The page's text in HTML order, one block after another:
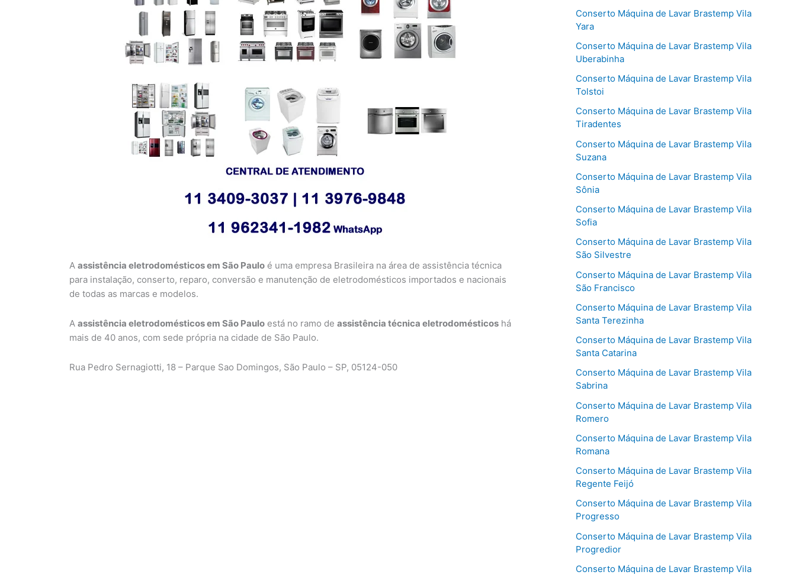
A assistência eletrodomésticos em São Paulo é uma empresa Brasileira na área de assistência técnica
para instalação, conserto, reparo, conversão e manutenção de eletrodomésticos importados e nacionais
de todas as marcas e modelos.
A assistência eletrodomésticos em São Paulo está no ramo de assistência técnica eletrodomésticos há
mais de 40 anos, com sede própria na cidade de São Paulo.
Rua Pedro Sernagiotti, 18 – Parque Sao Domingos, São Paulo – SP, 05124-050
Conserto Máquina de Lavar Brastemp Vila
Yara
Conserto Máquina de Lavar Brastemp Vila
Uberabinha
Conserto Máquina de Lavar Brastemp Vila
Tolstoi
Conserto Máquina de Lavar Brastemp Vila
Tiradentes
Conserto Máquina de Lavar Brastemp Vila
Suzana
Conserto Máquina de Lavar Brastemp Vila
Sônia
Conserto Máquina de Lavar Brastemp Vila
Sofia
Conserto Máquina de Lavar Brastemp Vila
São Silvestre
Conserto Máquina de Lavar Brastemp Vila
São Francisco
Conserto Máquina de Lavar Brastemp Vila
Santa Terezinha
Conserto Máquina de Lavar Brastemp Vila
Santa Catarina
Conserto Máquina de Lavar Brastemp Vila
Sabrina
Conserto Máquina de Lavar Brastemp Vila
Romero
Conserto Máquina de Lavar Brastemp Vila
Romana
Conserto Máquina de Lavar Brastemp Vila
Regente Feijó
Conserto Máquina de Lavar Brastemp Vila
Progresso
Conserto Máquina de Lavar Brastemp Vila
Progredior
Conserto Máquina de Lavar Brastemp Vila